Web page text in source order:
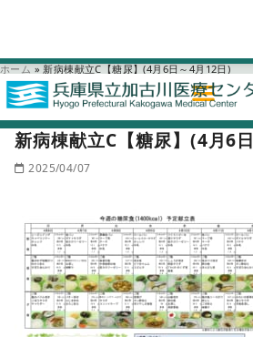
ホーム » 新病棟献立C【糖尿】(4月6日～4月12日)
新病棟献立C【糖尿】(4月6
2025/04/07